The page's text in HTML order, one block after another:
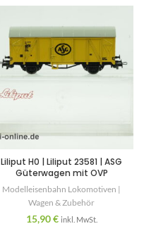
Liliput H0 | Liliput 23581 | ASG
Güterwagen mit OVP
Modelleisenbahn Lokomotiven |
Wagen & Zubehör
15,90€ inkl. MwSt.